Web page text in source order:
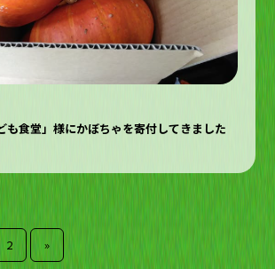
も食堂」様にかぼちゃを寄付してきました
2 »